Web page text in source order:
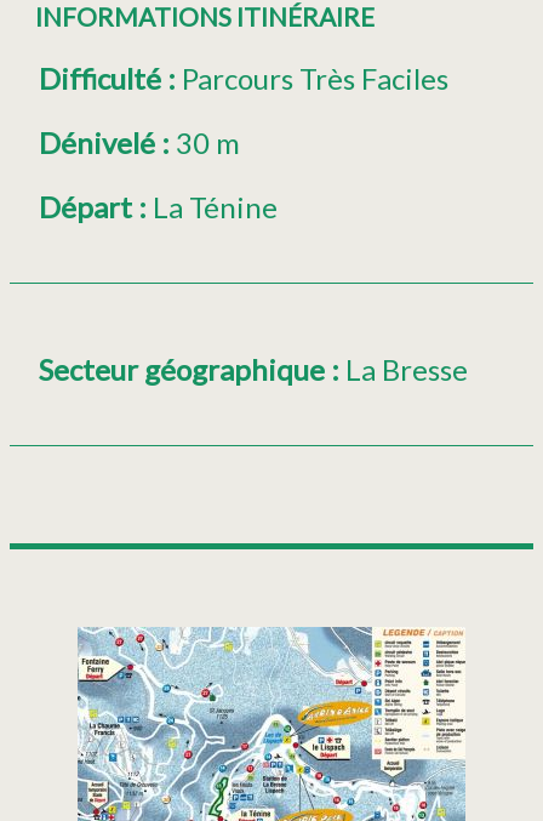
INFORMATIONS ITINÉRAIRE
Difficulté : Parcours Très Faciles
Dénivelé : 30 m
Départ : La Ténine
Secteur géographique : La Bresse